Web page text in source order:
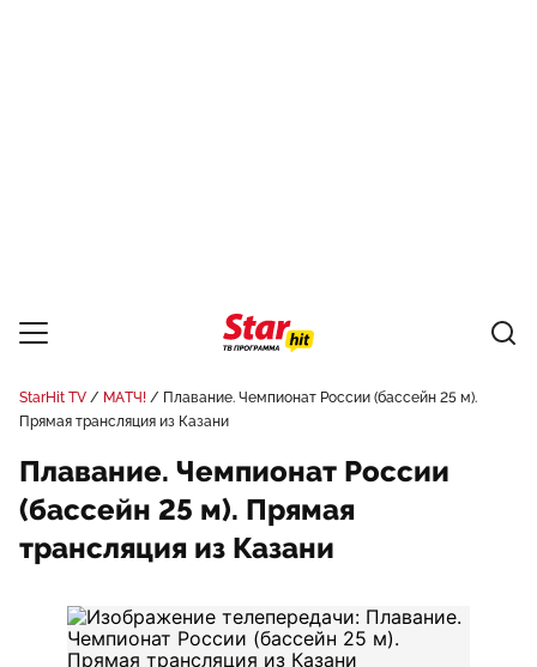
StarHit TV МАТЧ!
Плавание. Чемпионат России (бассейн 25 м).
Прямая трансляция из Казани
Плавание. Чемпионат России
(бассейн 25 м). Прямая
трансляция из Казани